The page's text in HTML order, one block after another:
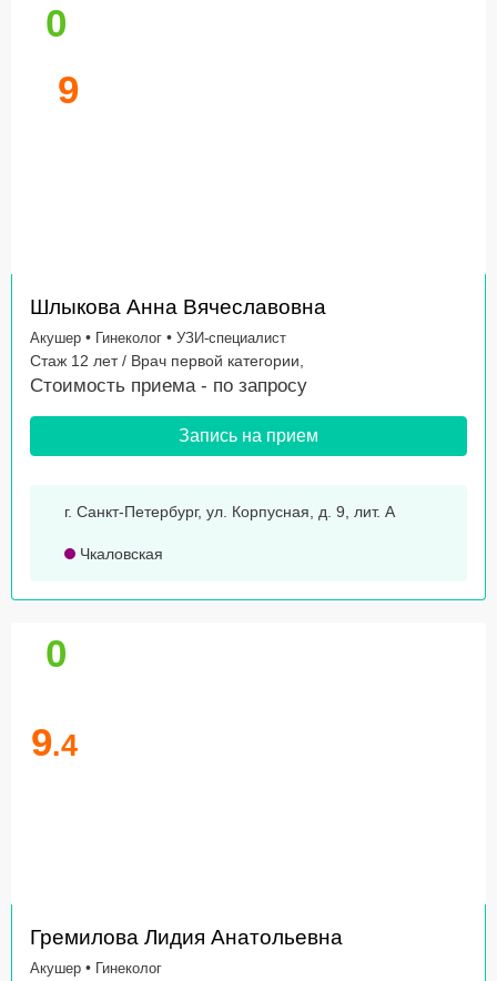
0
9
Шлыкова Анна Вячеславовна
Акушер • Гинеколог • УЗИ-специалист
Стаж 12 лет / Врач первой категории,
Стоимость приема - по запросу
Запись на прием
г. Санкт-Петербург, ул. Корпусная, д. 9, лит. А
Чкаловская
0
9.4
Гремилова Лидия Анатольевна
Акушер • Гинеколог